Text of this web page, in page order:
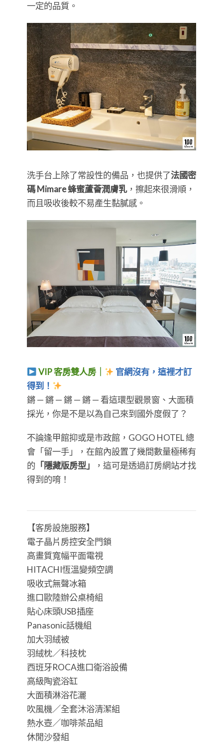
一定的品質。
洗手台上除了常設性的備品，也提供了法國密
碼 Mimare 蜂蜜蘆薈潤膚乳，擦起來很滑順，
而且吸收後較不易產生黏膩感。
VIP 客房雙人房｜
官網沒有，這裡才訂
得到！
​​​​​​​鏘 — 鏘 — 鏘 — 鏘 — 看這環型觀景窗、大面積
採光，你是不是以為自己來到國外度假了？
不論逢甲館抑或是市政館，GOGO HOTEL 總
會「留一手」，在館內設置了幾間數量極稀有
的 「隱藏版房型」
，這可是透過訂房網站才找
得到的唷！
【客房設施服務】
電子晶片房控安全門鎖
高畫質寬幅平面電視
HITACHI恆溫變頻空調
吸收式無聲冰箱
進口歐陸辦公桌椅組
貼心床頭USB插座
Panasonic話機組
加大羽絨被
羽絨枕／科技枕
西班牙ROCA進口衛浴設備
高級陶瓷浴缸
大面積淋浴花灑
吹風機／全套沐浴清潔組
熱水壺／咖啡茶品組
休閒沙發組